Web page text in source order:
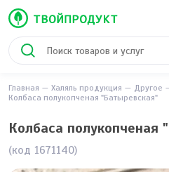
Главная Халяль продукция
Другое
Колбаса полукопченая "Батыревская"
Колбаса полукопченая
(код 1671140)